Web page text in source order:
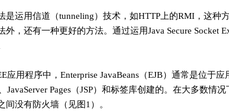
是运用信道（tunneling）技术，如HTTP上的RMI，这种
外，还有一种更好的方法。通过运用Java Secure Socket
应用程序中，Enterprise JavaBeans（EJB）通常是位于
JavaServer Pages（JSP）和标签库创建的。在大多数情
间没有防火墙（见图1）。